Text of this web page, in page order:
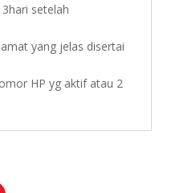
setelah
yang jelas disertai
HP yg aktif atau 2